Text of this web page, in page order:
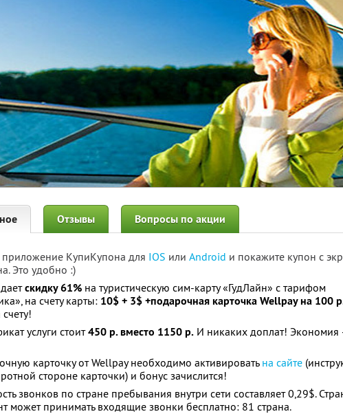
Отзывы Вопросы по акции
приложение КупиКупона для IOS или Android и покажите купон с
Это удобно :)
скидку 61% на туристическую сим-карту «ГудЛайн» с тарифом
на счету карты: 10$ + 3$ +подарочная карточка Wellpay на 100
услуги стоит450 р. вместо 1150 р. И никаких доплат! Экономия
карточку от Wellpay необходимо активировать на сайте
стороне карточки) и бонус зачислится!
звонков по стране пребывания внутри сети составляет 0,29$.
может принимать входящие звонки бесплатно: 81 страна.